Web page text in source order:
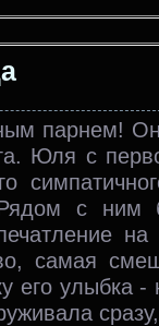
парнем!
Юля с
Рядом с
самая
улыбка -